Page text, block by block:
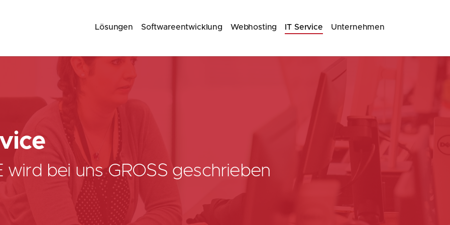
Lösungen Softwareentwicklung Webhosting IT Service(current)
Unternehmen
wird bei uns GROSS geschrieben